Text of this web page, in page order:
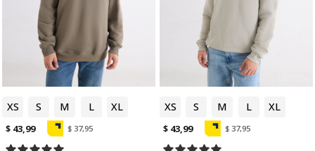
XS S M L XL
$ 43,99 $ 37,95
XS S M L XL
$ 43,99 $ 37,95